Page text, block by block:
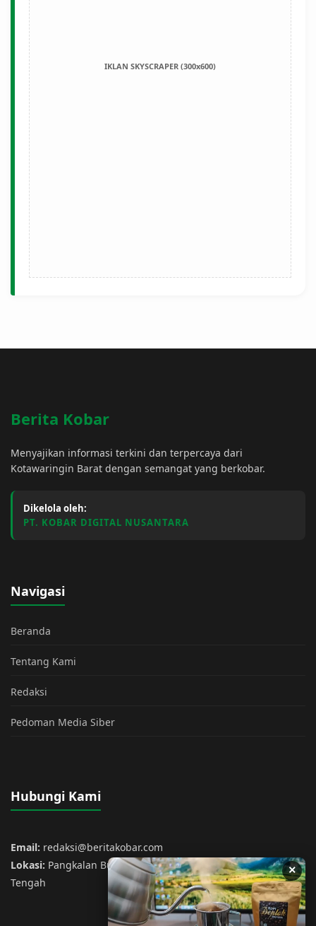
IKLAN SKYSCRAPER (300x600)
Berita Kobar
Menyajikan informasi terkini dan terpercaya dari
Kotawaringin Barat dengan semangat yang berkobar.
Dikelola oleh:
PT. KOBAR DIGITAL NUSANTARA
Navigasi
Beranda
Tentang Kami
Redaksi
Pedoman Media Siber
Hubungi Kami
Email: redaksi@beritakobar.com
Lokasi: Pangkalan Bun, Kotawaringin Barat, Kalimantan
Tengah
×